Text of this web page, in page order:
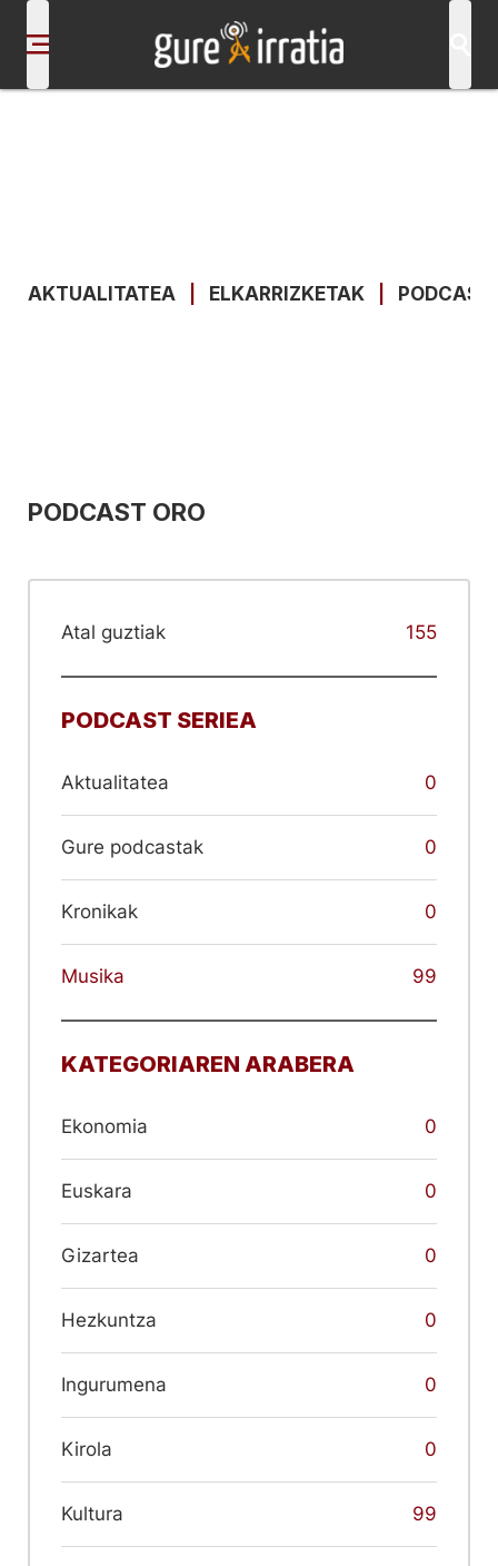
AKTUALITATEA ELKARRIZKETAK
PODCAST ORO
Atal guztiak 155
PODCAST SERIEA
Aktualitatea 0
Gure podcastak 0
Kronikak 0
Musika 99
KATEGORIAREN ARABERA
Ekonomia 0
Euskara 0
Gizartea 0
Hezkuntza 0
Ingurumena 0
Kirola 0
Kultura 99